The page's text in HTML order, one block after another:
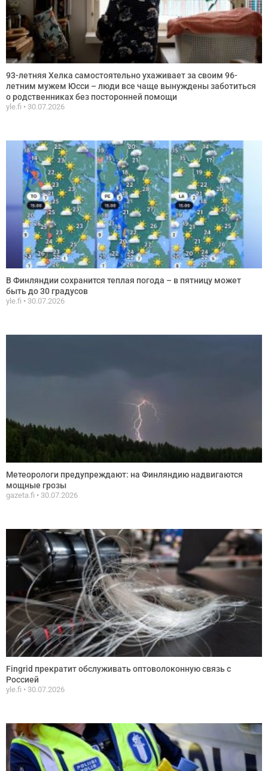
93-летняя Хелка самостоятельно ухаживает за своим 96-
летним мужем Юсси – люди все чаще вынуждены заботиться
о родственниках без посторонней помощи
yle.fi 30.07.2026
В Финляндии сохранится теплая погода – в пятницу может
быть до 30 градусов
yle.fi 30.07.2026
Метеорологи предупреждают: на Финляндию надвигаются
мощные грозы
gazeta.fi 30.07.2026
Fingrid прекратит обслуживать оптоволоконную связь с
Россией
yle.fi 30.07.2026